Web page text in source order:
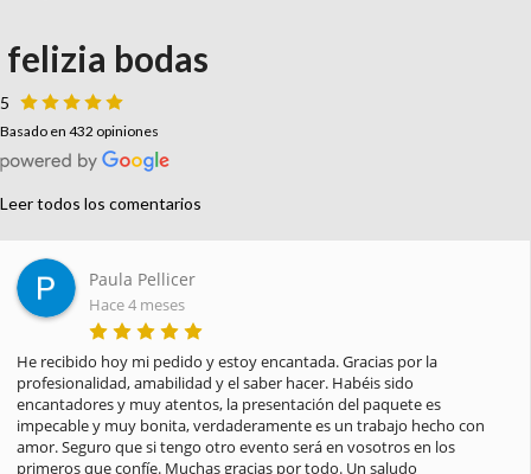
felizia bodas
5
Basado en 432 opiniones
Leer todos los comentarios
Paula Pellicer
Hace 4 meses
He recibido hoy mi pedido y estoy encantada. Gracias por la
profesionalidad, amabilidad y el saber hacer. Habéis sido
encantadores y muy atentos, la presentación del paquete es
impecable y muy bonita, verdaderamente es un trabajo hecho con
amor. Seguro que si tengo otro evento será en vosotros en los
primeros que confíe. Muchas gracias por todo. Un saludo